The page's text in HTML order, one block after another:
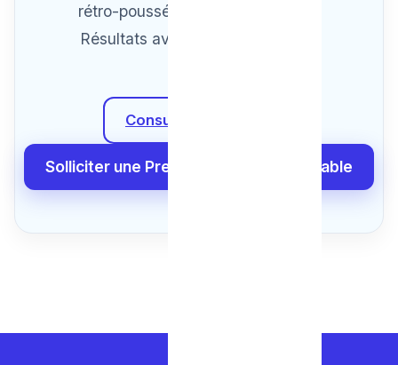
rétro-poussés du Camion Pompe.
Résultats avec analyse Visuel de
Consulter nos Tarifs
Solliciter une Prestation FIable et Durable